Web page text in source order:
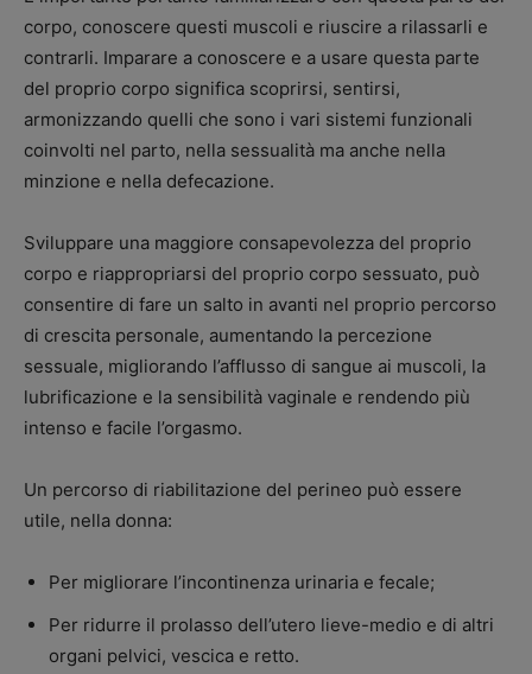
corpo, conoscere questi muscoli e riuscire a rilassarli e
contrarli. Imparare a conoscere e a usare questa parte
del proprio corpo significa scoprirsi, sentirsi,
armonizzando quelli che sono i vari sistemi funzionali
coinvolti nel parto, nella sessualità ma anche nella
minzione e nella defecazione.
Sviluppare una maggiore consapevolezza del proprio
corpo e riappropriarsi del proprio corpo sessuato, può
consentire di fare un salto in avanti nel proprio percorso
di crescita personale, aumentando la percezione
sessuale, migliorando l’afflusso di sangue ai muscoli, la
lubrificazione e la sensibilità vaginale e rendendo più
intenso e facile l’orgasmo.
Un percorso di riabilitazione del perineo può essere
utile, nella donna:
Per migliorare l’incontinenza urinaria e fecale;
Per ridurre il prolasso dell’utero lieve-medio e di altri
organi pelvici, vescica e retto.